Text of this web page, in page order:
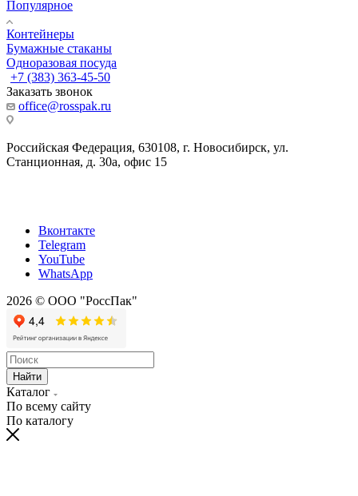
Популярное
Контейнеры
Бумажные стаканы
Одноразовая посуда
+7 (383) 363-45-50
Заказать звонок
office@rosspak.ru
Российская Федерация, 630108, г. Новосибирск, ул.
Станционная, д. 30а, офис 15
Вконтакте
Telegram
YouTube
WhatsApp
2026 © ООО "РоссПак"
Найти
Каталог
По всему сайту
По каталогу